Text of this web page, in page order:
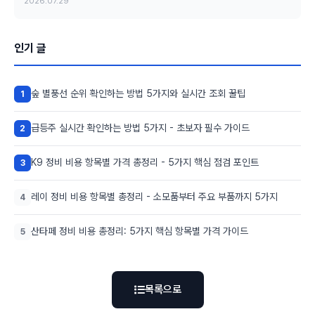
인기 글
1 숲 별풍선 순위 확인하는 방법 5가지와 실시간 조회 꿀팁
2 급등주 실시간 확인하는 방법 5가지 - 초보자 필수 가이드
3 K9 정비 비용 항목별 가격 총정리 - 5가지 핵심 점검 포인트
4 레이 정비 비용 항목별 총정리 - 소모품부터 주요 부품까지 5가지
5 산타페 정비 비용 총정리: 5가지 핵심 항목별 가격 가이드
목록으로